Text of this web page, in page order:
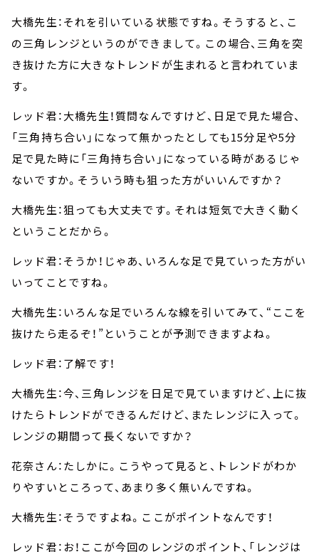
大橋先生：それを引いている状態ですね。そうすると、こ
の三角レンジというのができまして。この場合、三角を突
き抜けた方に大きなトレンドが生まれると言われていま
す。
レッド君：大橋先生！質問なんですけど、日足で見た場合、
「三角持ち合い」になって無かったとしても15分足や5分
足で見た時に「三角持ち合い」になっている時があるじゃ
ないですか。そういう時も狙った方がいいんですか？
大橋先生：狙っても大丈夫です。それは短気で大きく動く
ということだから。
レッド君：そうか！じゃあ、いろんな足で見ていった方がい
いってことですね。
大橋先生：いろんな足でいろんな線を引いてみて、“ここを
抜けたら走るぞ！”ということが予測できますよね。
レッド君：了解です！
大橋先生：今、三角レンジを日足で見ていますけど、上に抜
けたらトレンドができるんだけど、またレンジに入って。
レンジの期間って長くないですか？
花奈さん：たしかに。こうやって見ると、トレンドがわか
りやすいところって、あまり多く無いんですね。
大橋先生：そうですよね。ここがポイントなんです！
レッド君：お！ここが今回のレンジのポイント、「レンジは